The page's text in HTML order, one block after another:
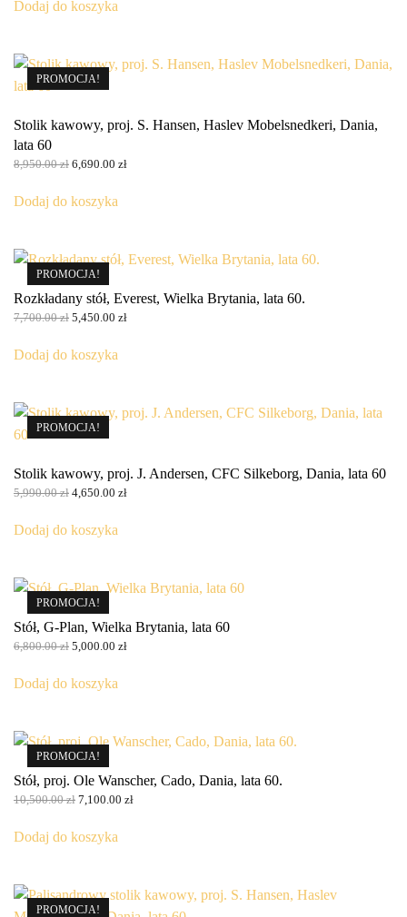
Dodaj do koszyka
PROMOCJA!
Stolik kawowy, proj. S. Hansen, Haslev Mobelsnedkeri, Dania,
lata 60
8,950.00zł Pierwotna
wynosiła:
6,690.00 złAktualna
Dodaj do koszyka
PROMOCJA!
Rozkładany stół, Everest, Wielka Brytania, lata 60.
7,700.00zł Pierwotna
wynosiła:
5,450.00 złAktualna
Dodaj do koszyka
PROMOCJA!
Stolik kawowy, proj. J. Andersen, CFC Silkeborg, Dania, lata 60
5,990.00zł Pierwotna
wynosiła:
4,650.00 złAktualna
Dodaj do koszyka
PROMOCJA!
Stół, G-Plan, Wielka Brytania, lata 60
6,800.00zł Pierwotna
wynosiła:
5,000.00 złAktualna
Dodaj do koszyka
PROMOCJA!
Stół, proj. Ole Wanscher, Cado, Dania, lata 60.
10,500.00zł Pierwotna
wynosiła:
7,100.00 złAktualna
Dodaj do koszyka
PROMOCJA!